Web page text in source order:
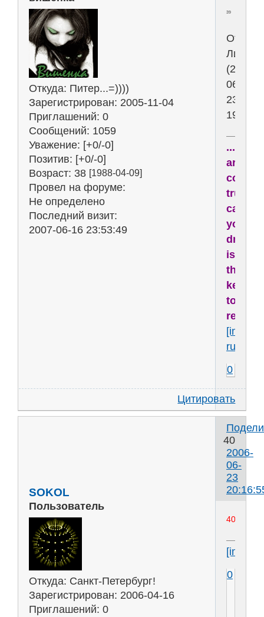
Откуда: Питер...=))))
Зарегистрирован: 2005-11-04
Приглашений: 0
Сообщений: 1059
Уважение: [+0/-0]
Позитив: [+0/-0]
Возраст: 38 [1988-04-09]
Провел на форуме:
Не определено
Последний визит:
2007-06-16 23:53:49
39
(2006-
06-
23
are
coming
true,
cause
your
dream
is
the
key
to
0
Цитировать
40
2006-
06-
23
SOKOL
Пользователь
Откуда: Санкт-Петербург!
Зарегистрирован: 2006-04-16
Приглашений: 0
40
0